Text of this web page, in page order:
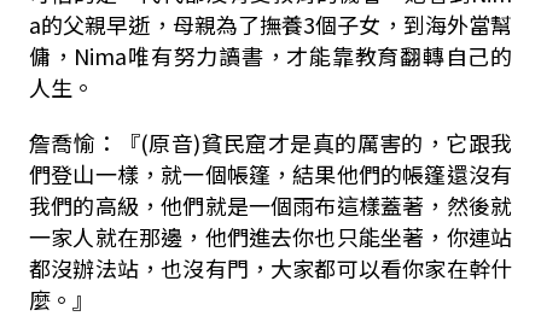
a的父親早逝，母親為了撫養3個子女，到海外當幫
傭，Nima唯有努力讀書，才能靠教育翻轉自己的
人生。
詹喬愉：『(原音)貧民窟才是真的厲害的，它跟我
們登山一樣，就一個帳篷，結果他們的帳篷還沒有
我們的高級，他們就是一個雨布這樣蓋著，然後就
一家人就在那邊，他們進去你也只能坐著，你連站
都沒辦法站，也沒有門，大家都可以看你家在幹什
麼。』